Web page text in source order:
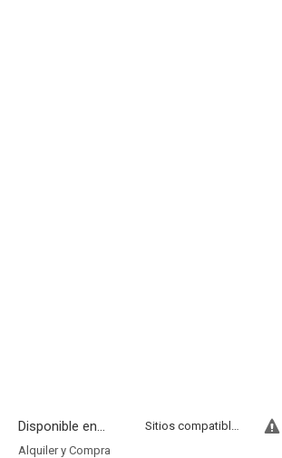
Disponible en...
Sitios compatibles
Alquiler y Compra